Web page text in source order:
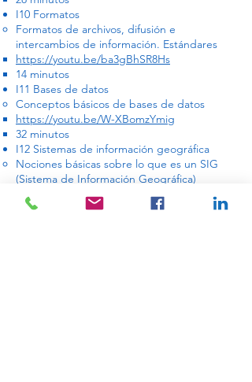
I10 Formatos
Formatos de archivos, difusión e
intercambios de información. Estándares
https://youtu.be/ba3gBhSR8Hs
14 minutos
I11 Bases de datos
Conceptos básicos de bases de datos
https://youtu.be/W-XBomzYmig
32 minutos
I12 Sistemas de información geográfica
Nociones básicas sobre lo que es un SIG
(Sistema de Información Geográfica)
https://youtu.be/qZbXTGfL4CM
8 minutos